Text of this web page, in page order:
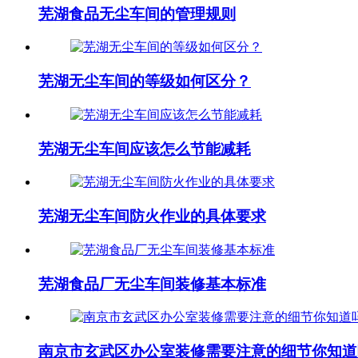
芜湖食品无尘车间的管理规则
芜湖无尘车间的等级如何区分？
芜湖无尘车间应该怎么节能减耗
芜湖无尘车间防火作业的具体要求
芜湖食品厂无尘车间装修基本标准
南京市玄武区办公室装修需要注意的细节你知